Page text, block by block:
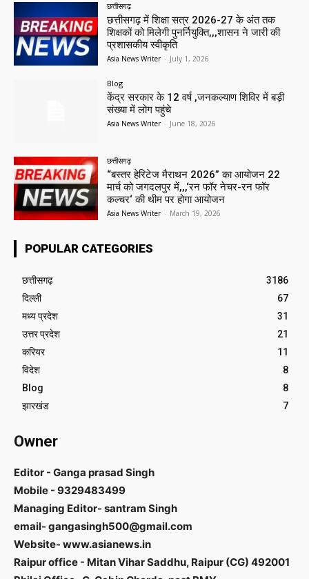
छत्तीसगढ़
छत्तीसगढ़ में शिक्षा सत्र 2026-27 के अंत तक
शिक्षकों को मिलेगी पुनर्नियुक्ति,,,शासन ने जारी की
प्रशासकीय स्वीकृति
Asia News Writer - July 1, 2026
Blog
केंद्र सरकार के 12 वर्ष ,जनकल्याण शिविर में बड़ी
संख्या में लोग पहुंचे
Asia News Writer - June 18, 2026
छत्तीसगढ़
“बस्तर हेरिटेज मैराथन 2026” का आयोजन 22
मार्च को जगदलपुर में,,,‘रन फॉर नेचर-रन फॉर
कल्चर‘ की थीम पर होगा आयोजन
Asia News Writer - March 19, 2026
POPULAR CATEGORIES
छत्तीसगढ़
3186
दिल्ली
67
मध्य प्रदेश
31
उत्तर प्रदेश
21
करियर
11
विदेश
8
Blog
8
झारखंड
7
Owner
Editor - Ganga prasad Singh
Mobile - 9329483499
Managing Editor- santram Singh
email- gangasingh500@gmail.com
Website- www.asianews.in
Raipur office - Mitan Vihar Saddhu, Raipur (CG) 492001